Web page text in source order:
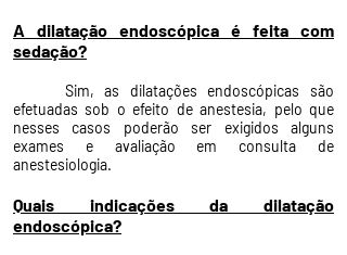
A dilatação endoscópica é feita com
sedação?
Sim, as dilatações endoscópicas são
efetuadas sob o efeito de anestesia, pelo que
nesses casos poderão ser exigidos alguns
exames e avaliação em consulta de
anestesiologia.
​Quais indicações da dilatação
endoscópica?